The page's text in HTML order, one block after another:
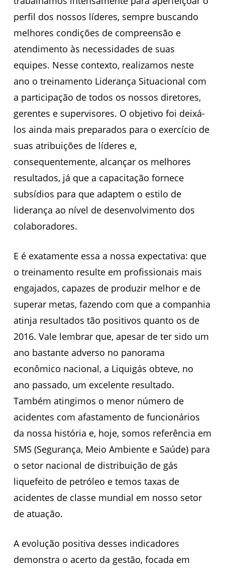
perfil dos nossos líderes, sempre buscando
melhores condições de compreensão e
atendimento às necessidades de suas
equipes. Nesse contexto, realizamos neste
ano o treinamento Liderança Situacional com
a participação de todos os nossos diretores,
gerentes e supervisores. O objetivo foi deixá-
los ainda mais preparados para o exercício de
suas atribuições de líderes e,
consequentemente, alcançar os melhores
resultados, já que a capacitação fornece
subsídios para que adaptem o estilo de
liderança ao nível de desenvolvimento dos
colaboradores.
E é exatamente essa a nossa expectativa: que
o treinamento resulte em profissionais mais
engajados, capazes de produzir melhor e de
superar metas, fazendo com que a companhia
atinja resultados tão positivos quanto os de
2016. Vale lembrar que, apesar de ter sido um
ano bastante adverso no panorama
econômico nacional, a Liquigás obteve, no
ano passado, um excelente resultado.
Também atingimos o menor número de
acidentes com afastamento de funcionários
da nossa história e, hoje, somos referência em
SMS (Segurança, Meio Ambiente e Saúde) para
o setor nacional de distribuição de gás
liquefeito de petróleo e temos taxas de
acidentes de classe mundial em nosso setor
de atuação.
A evolução positiva desses indicadores
demonstra o acerto da gestão, focada em